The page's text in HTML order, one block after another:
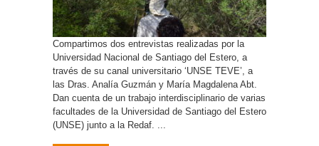
Compartimos dos entrevistas realizadas por la
Universidad Nacional de Santiago del Estero, a
través de su canal universitario ‘UNSE TEVE’, a
las Dras. Analía Guzmán y María Magdalena Abt.
Dan cuenta de un trabajo interdisciplinario de varias
facultades de la Universidad de Santiago del Estero
(UNSE) junto a la Redaf. ...